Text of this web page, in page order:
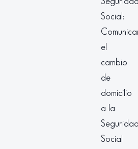
Social:
el
cambio
de
domicilio
a la
Social